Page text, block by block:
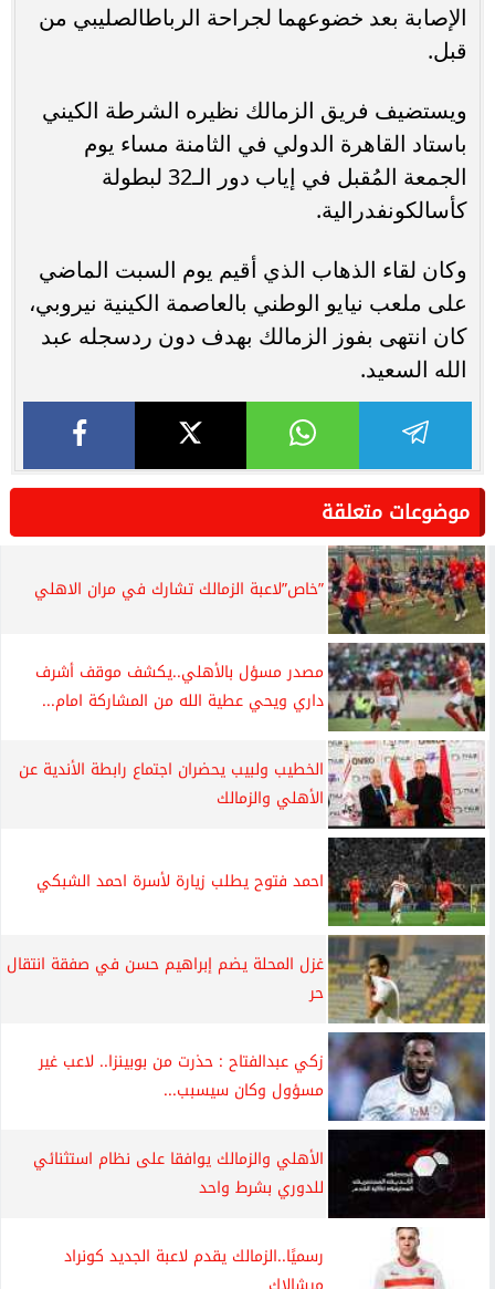
الإصابة بعد خضوعهما لجراحة الرباطالصليبي من
قبل.
ويستضيف فريق الزمالك نظيره الشرطة الكيني
باستاد القاهرة الدولي في الثامنة مساء يوم
الجمعة المُقبل في إياب دور الـ32 لبطولة
كأسالكونفدرالية.
وكان لقاء الذهاب الذي أقيم يوم السبت الماضي
على ملعب نيايو الوطني بالعاصمة الكينية نيروبي،
كان انتهى بفوز الزمالك بهدف دون ردسجله عبد
الله السعيد.
موضوعات متعلقة
”خاص”لاعبة الزمالك تشارك في مران الاهلي
مصدر مسؤل بالأهلي..يكشف موقف أشرف
داري ويحي عطية الله من المشاركة امام...
الخطيب ولبيب يحضران اجتماع رابطة الأندية عن
الأهلي والزمالك
احمد فتوح يطلب زيارة لأسرة احمد الشبكي
غزل المحلة يضم إبراهيم حسن في صفقة انتقال
حر
زكي عبدالفتاح : حذرت من بوبينزا.. لاعب غير
مسؤول وكان سيسبب...
الأهلي والزمالك يوافقا على نظام استثنائي
للدوري بشرط واحد
رسميًا..الزمالك يقدم لاعبة الجديد كونراد